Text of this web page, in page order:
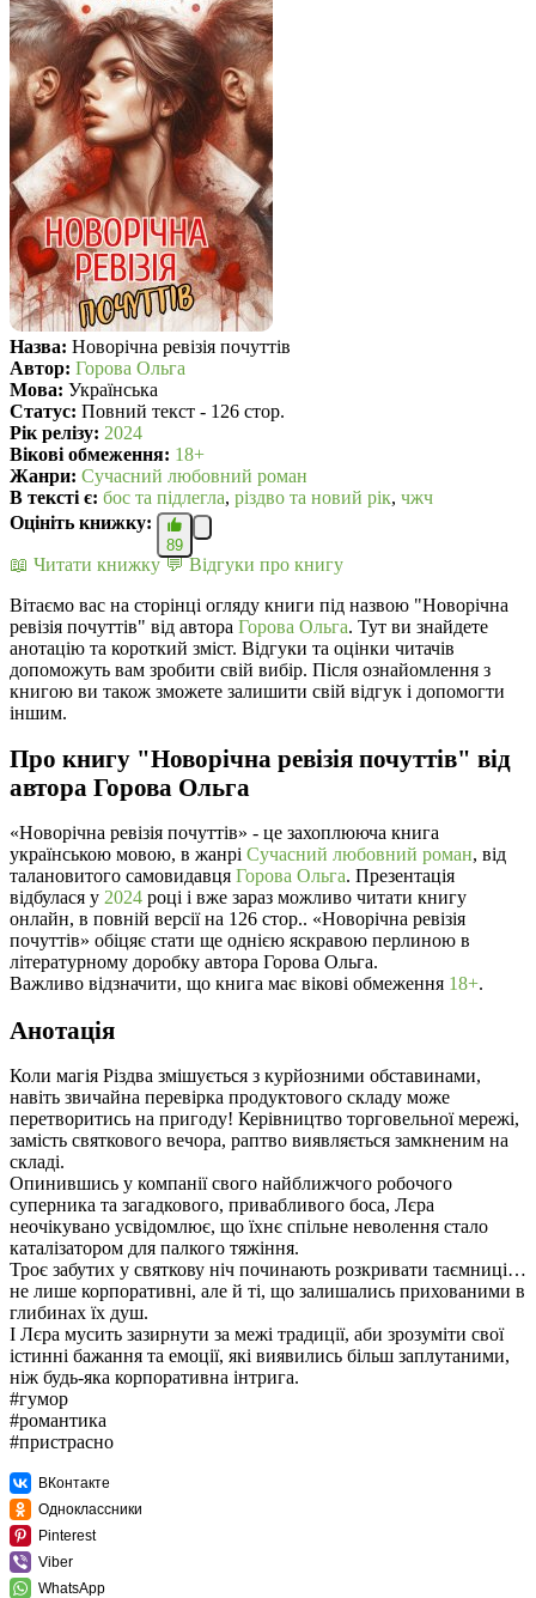
Назва: Новорічна ревізія почуттів
Автор: Горова Ольга
Мова: Українська
Статус: Повний текст - 126 стор.
Рік релізу: 2024
Вікові обмеження: 18+
Жанри: Сучасний любовний роман
В текcті є: бос та підлегла, різдво та новий рік, чжч
Оцініть книжку:
89
📖 Читати книжку 💬 Відгуки про книгу
Вітаємо вас на сторінці огляду книги під назвою "Новорічна
ревізія почуттів" від автора Горова Ольга. Тут ви знайдете
анотацію та короткий зміст. Відгуки та оцінки читачів
допоможуть вам зробити свій вибір. Після ознайомлення з
книгою ви також зможете залишити свій відгук і допомогти
іншим.
Про книгу "Новорічна ревізія почуттів" від
автора Горова Ольга
«Новорічна ревізія почуттів» - це захоплююча книга
українською мовою, в жанрі Сучасний любовний роман, від
талановитого самовидавця Горова Ольга. Презентація
відбулася у 2024 році і вже зараз можливо читати книгу
онлайн, в повній версії на 126 стор.. «Новорічна ревізія
почуттів» обіцяє стати ще однією яскравою перлиною в
літературному доробку автора Горова Ольга.
Важливо відзначити, що книга має вікові обмеження 18+.
Анотація
Коли магія Різдва змішується з курйозними обставинами,
навіть звичайна перевірка продуктового складу може
перетворитись на пригоду! Керівництво торговельної мережі,
замість святкового вечора, раптво виявляється замкненим на
складі.
Опинившись у компанії свого найближчого робочого
суперника та загадкового, привабливого боса, Лєра
неочікувано усвідомлює, що їхнє спільне неволення стало
каталізатором для палкого тяжіння.
Троє забутих у святкову ніч починають розкривати таємниці…
не лише корпоративні, але й ті, що залишались прихованими в
глибинах їх душ.
І Лєра мусить зазирнути за межі традиції, аби зрозуміти свої
істинні бажання та емоції, які виявились більш заплутаними,
ніж будь-яка корпоративна інтрига.
#гумор
#романтика
#пристрасно
ВКонтакте
Одноклассники
Pinterest
Viber
WhatsApp